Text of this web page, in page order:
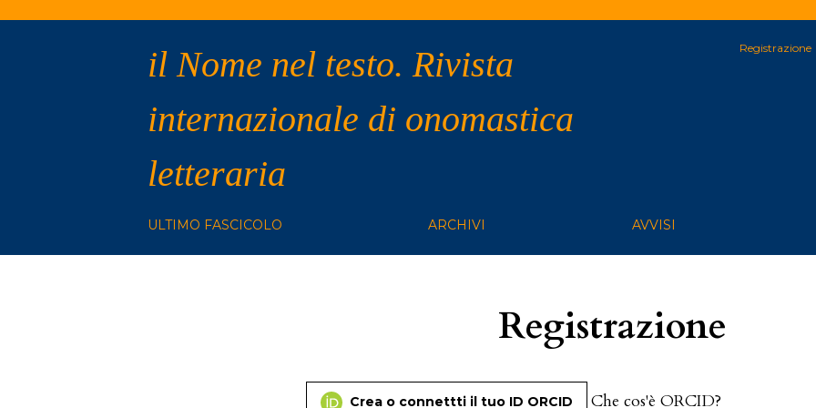
il Nome nel testo. Rivista
internazionale di onomastica
letteraria
Registrazione
ULTIMO FASCICOLO ARCHIVI AVVISI
Registrazione
Crea o connettti il tuo ID ORCID Che cos'è ORCID?